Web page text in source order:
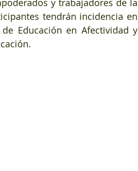
y trabajadores de la
tendrán incidencia en
Educación en Afectividad y